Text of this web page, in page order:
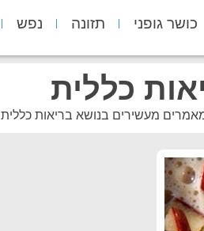
כושר גופני תזונה נפש
כללית
מעשירים בנושא בריאות כללית